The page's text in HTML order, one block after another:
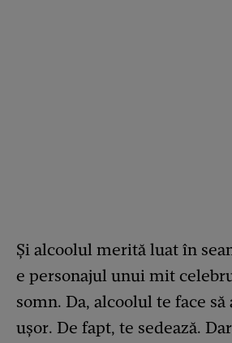
Și alcoolul merită luat în
e personajul unui mit
somn. Da, alcoolul te face
ușor. De fapt, te sedează.